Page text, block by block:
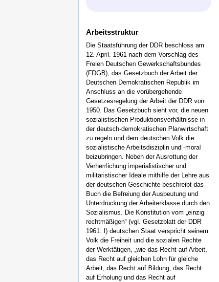
Arbeitsstruktur
Die Staatsführung der DDR beschloss am
12. April. 1961 nach dem Vorschlag des
Freien Deutschen Gewerkschaftsbundes
(FDGB), das Gesetzbuch der Arbeit der
Deutschen Demokratischen Republik im
Anschluss an die vorübergehende
Gesetzesregelung der Arbeit der DDR von
1950. Das Gesetzbuch sieht vor, die neuen
sozialistischen Produktionsverhältnisse in
der deutsch-demokratischen Planwirtschaft
zu regeln und dem deutschen Volk die
sozialistische Arbeitsdisziplin und -moral
beizubringen. Neben der Ausrottung der
Verherrlichung imperialistischer und
militaristischer Ideale mithilfe der Lehre aus
der deutschen Geschichte beschreibt das
Buch die Befreiung der Ausbeutung und
Unterdrückung der Arbeiterklasse durch den
Sozialismus. Die Konstitution vom „einzig
rechtmäßigen“ (vgl. Gesetzblatt der DDR
1961: I) deutschen Staat verspricht seinem
Volk die Freiheit und die sozialen Rechte
der Werktätigen, „wie das Recht auf Arbeit,
das Recht auf gleichen Lohn für gleiche
Arbeit, das Recht auf Bildung, das Recht
auf Erholung und das Recht auf